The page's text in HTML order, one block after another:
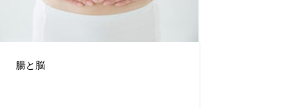
腸と脳